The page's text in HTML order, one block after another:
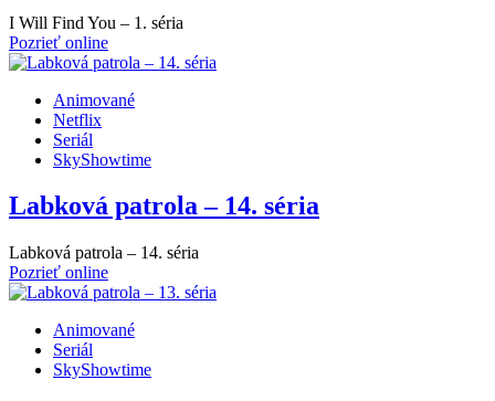
I Will Find You – 1. séria
Pozrieť online
Animované
Netflix
Seriál
SkyShowtime
Labková patrola – 14. séria
Labková patrola – 14. séria
Pozrieť online
Animované
Seriál
SkyShowtime